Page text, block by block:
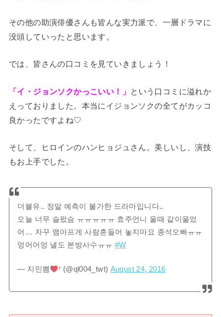
その他の助演俳優さんも皆んな実力派で、一層ドラマに
没頭していったと思います。
では、皆さんの口コミを見ていきましょう！
「イ・ジョンソクかっこいい！」
という口コミに溢れか
えっておりました。本当にイジョンソクの全てがカッコ
良かったですよね♡
そして、ヒロインのハンヒョジュさん。美しいし、演技
もお上手でした。
더블유.. 정말 예측이 불가한 드라마입니다..
오늘 너무 슬펐슴 ㅠㅠㅠㅠㅠ 효주언니 울때 같이울었
어… 자꾸 맴아프게 사람흔들어 놓지마요 종석오빠ㅠㅠ
엉어어엉 낼도 본방사수ㅠㅠ #W
— 지민쁨 ⁷ (@ql004_twt) August 24, 2016